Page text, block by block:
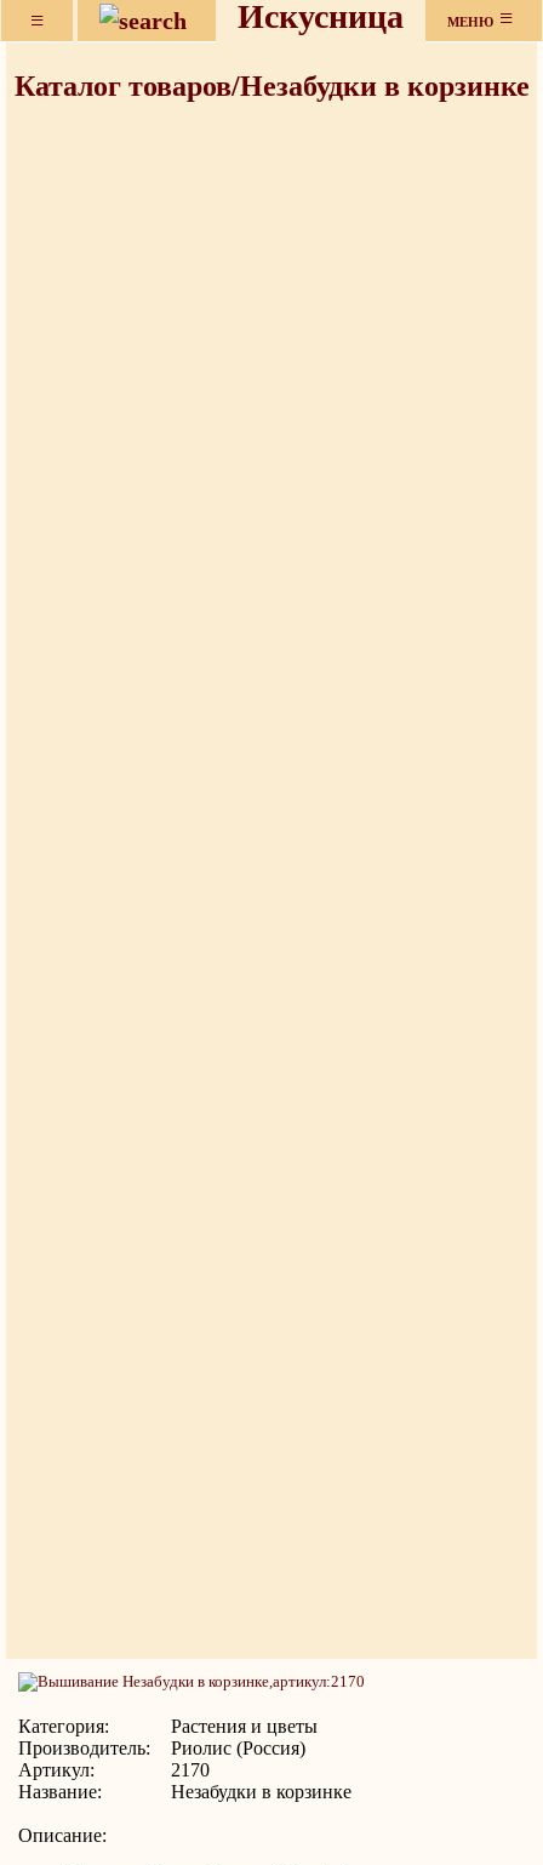
≡ Искусница МЕНЮ ≡
Каталог товаров/Незабудки в корзинке
Категория:
Растения и цветы
Производитель:
Риолис (Россия)
Артикул:
2170
Название:
Незабудки в корзинке
Описание: